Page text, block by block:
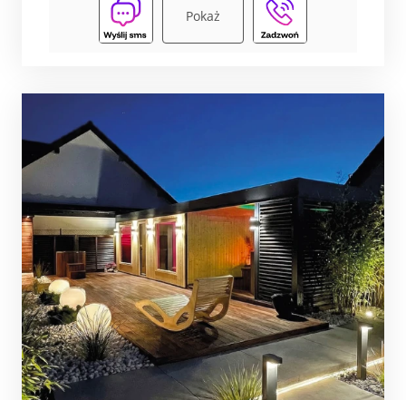
Pokaż